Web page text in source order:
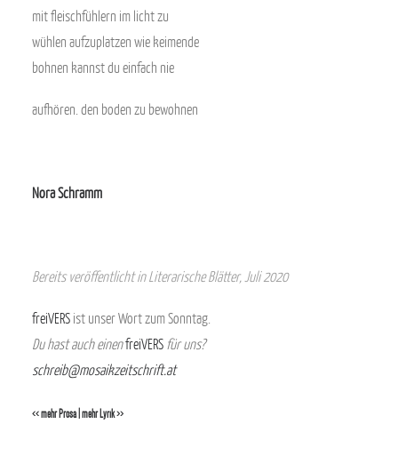
mit fleischfühlern im licht zu
wühlen aufzuplatzen wie keimende
bohnen kannst du einfach nie
aufhören. den boden zu bewohnen
Nora Schramm
Bereits veröffentlicht in Literarische Blätter, Juli 2020
freiVERS ist unser Wort zum Sonntag.
Du hast auch einenfreiVERS für uns?
schreib@mosaikzeitschrift.at
<< mehr Prosa| mehr Lyrik >>